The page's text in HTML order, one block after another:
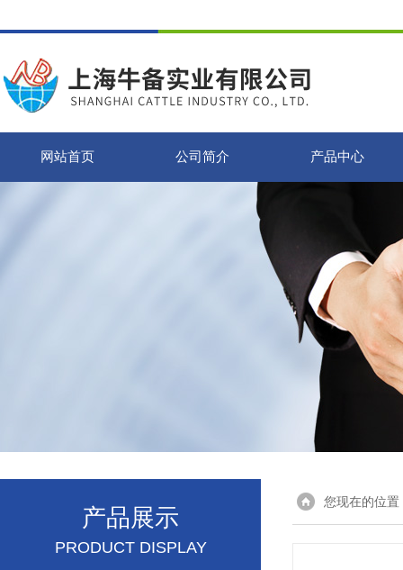
网站首页 公司简介 产品中心
产品展示
PRODUCT DISPLAY
您现在的位置